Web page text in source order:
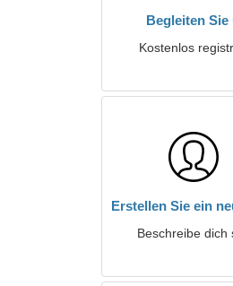
Begleiten Sie
Kostenlos
Erstellen Sie ein
Beschreibe dich